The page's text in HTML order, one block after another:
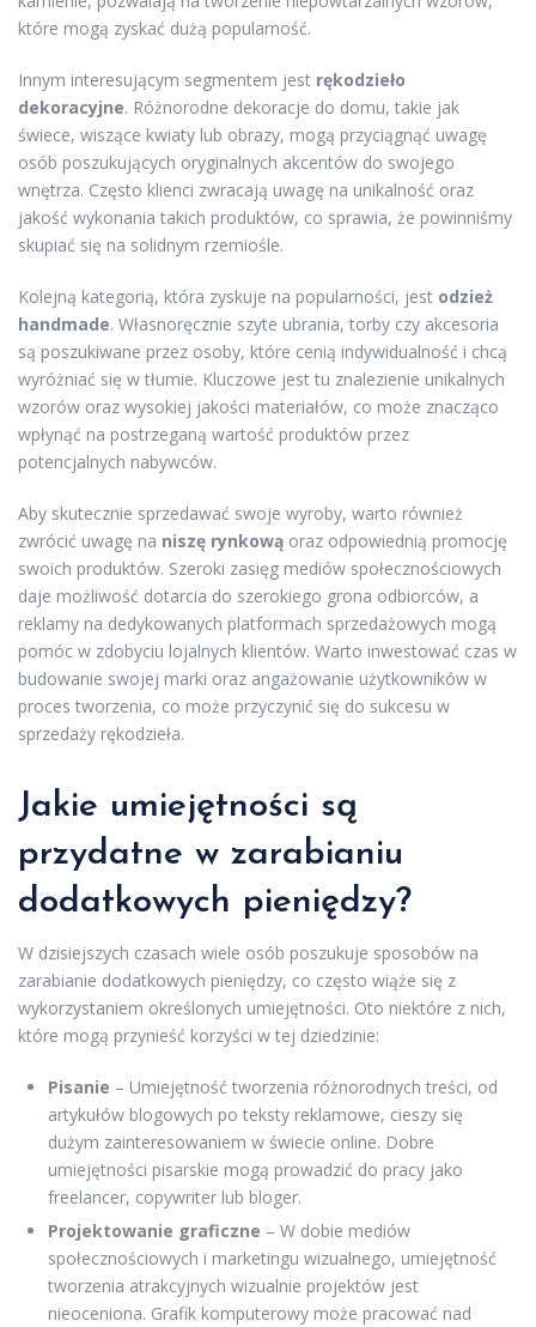
które mogą zyskać dużą popularność.
Innym interesującym segmentem jest rękodzieło
dekoracyjne. Różnorodne dekoracje do domu, takie jak
świece, wiszące kwiaty lub obrazy, mogą przyciągnąć uwagę
osób poszukujących oryginalnych akcentów do swojego
wnętrza. Często klienci zwracają uwagę na unikalność oraz
jakość wykonania takich produktów, co sprawia, że powinniśmy
skupiać się na solidnym rzemiośle.
Kolejną kategorią, która zyskuje na popularności, jest odzież
handmade. Własnoręcznie szyte ubrania, torby czy akcesoria
są poszukiwane przez osoby, które cenią indywidualność i chcą
wyróżniać się w tłumie. Kluczowe jest tu znalezienie unikalnych
wzorów oraz wysokiej jakości materiałów, co może znacząco
wpłynąć na postrzeganą wartość produktów przez
potencjalnych nabywców.
Aby skutecznie sprzedawać swoje wyroby, warto również
zwrócić uwagę na niszę rynkową oraz odpowiednią promocję
swoich produktów. Szeroki zasięg mediów społecznościowych
daje możliwość dotarcia do szerokiego grona odbiorców, a
reklamy na dedykowanych platformach sprzedażowych mogą
pomóc w zdobyciu lojalnych klientów. Warto inwestować czas w
budowanie swojej marki oraz angażowanie użytkowników w
proces tworzenia, co może przyczynić się do sukcesu w
sprzedaży rękodzieła.
Jakie umiejętności są
przydatne w zarabianiu
dodatkowych pieniędzy?
W dzisiejszych czasach wiele osób poszukuje sposobów na
zarabianie dodatkowych pieniędzy, co często wiąże się z
wykorzystaniem określonych umiejętności. Oto niektóre z nich,
które mogą przynieść korzyści w tej dziedzinie:
Pisanie – Umiejętność tworzenia różnorodnych treści, od
artykułów blogowych po teksty reklamowe, cieszy się
dużym zainteresowaniem w świecie online. Dobre
umiejętności pisarskie mogą prowadzić do pracy jako
freelancer, copywriter lub bloger.
Projektowanie graficzne – W dobie mediów
społecznościowych i marketingu wizualnego, umiejętność
tworzenia atrakcyjnych wizualnie projektów jest
nieoceniona. Grafik komputerowy może pracować nad